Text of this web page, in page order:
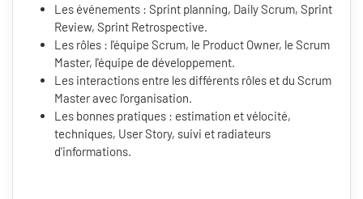
Les événements : Sprint planning, Daily Scrum, Sprint
Review, Sprint Retrospective.
Les rôles : l'équipe Scrum, le Product Owner, le Scrum
Master, l'équipe de développement.
Les interactions entre les différents rôles et du Scrum
Master avec l'organisation.
Les bonnes pratiques : estimation et vélocité,
techniques, User Story, suivi et radiateurs
d'informations.